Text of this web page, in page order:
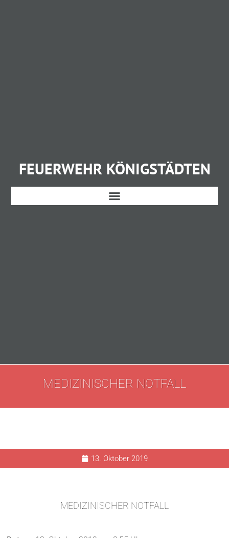
FEUERWEHR KÖNIGSTÄDTEN
MEDIZINISCHER NOTFALL
13. Oktober 2019
MEDIZINISCHER NOTFALL